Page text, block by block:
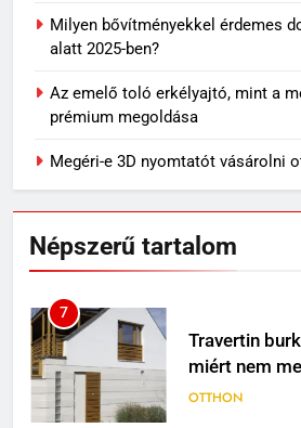
Milyen bővítményekkel érdemes
alatt 2025-ben?
Az emelő toló erkélyajtó, mint a
prémium megoldása
Megéri-e 3D nyomtatót vásárolni
Népszerű tartalom
5
virágzáshoz
OTTHON
6
meg
újra?
MINDENNAPOK
7
Travertin
miért nem
OTTHON